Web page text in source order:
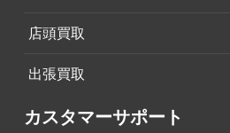
店頭買取
出張買取
カスタマーサポート